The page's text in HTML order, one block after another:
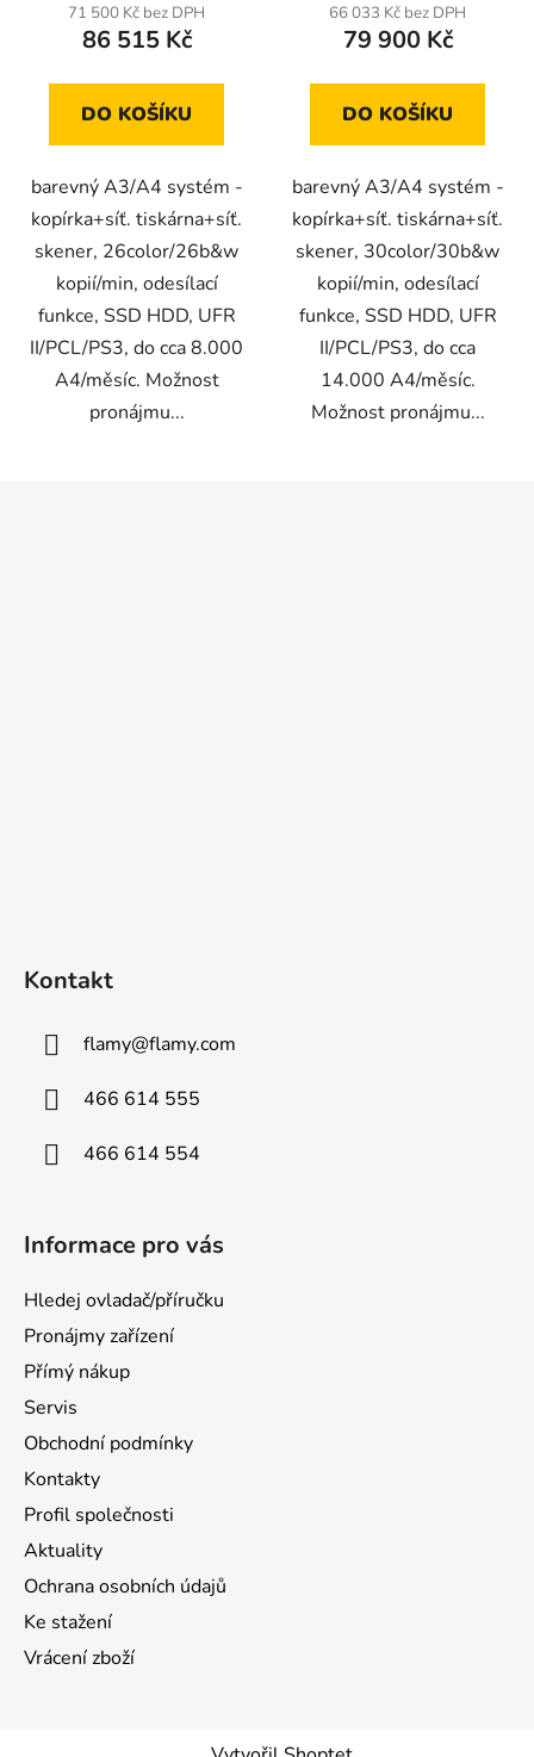
71 500 Kč bez DPH
86 515 Kč
DO KOŠÍKU
barevný A3/A4 systém -
kopírka+síť. tiskárna+síť.
skener, 26color/26b&w
kopií/min, odesílací
funkce, SSD HDD, UFR
II/PCL/PS3, do cca 8.000
A4/měsíc. Možnost
pronájmu...
66 033 Kč bez DPH
79 900 Kč
DO KOŠÍKU
barevný A3/A4 systém -
kopírka+síť. tiskárna+síť.
skener, 30color/30b&w
kopií/min, odesílací
funkce, SSD HDD, UFR
II/PCL/PS3, do cca
14.000 A4/měsíc.
Možnost pronájmu...
Kontakt
flamy@flamy.com
466 614 555
466 614 554
Informace pro vás
Hledej ovladač/příručku
Pronájmy zařízení
Přímý nákup
Servis
Obchodní podmínky
Kontakty
Profil společnosti
Aktuality
Ochrana osobních údajů
Ke stažení
Vrácení zboží